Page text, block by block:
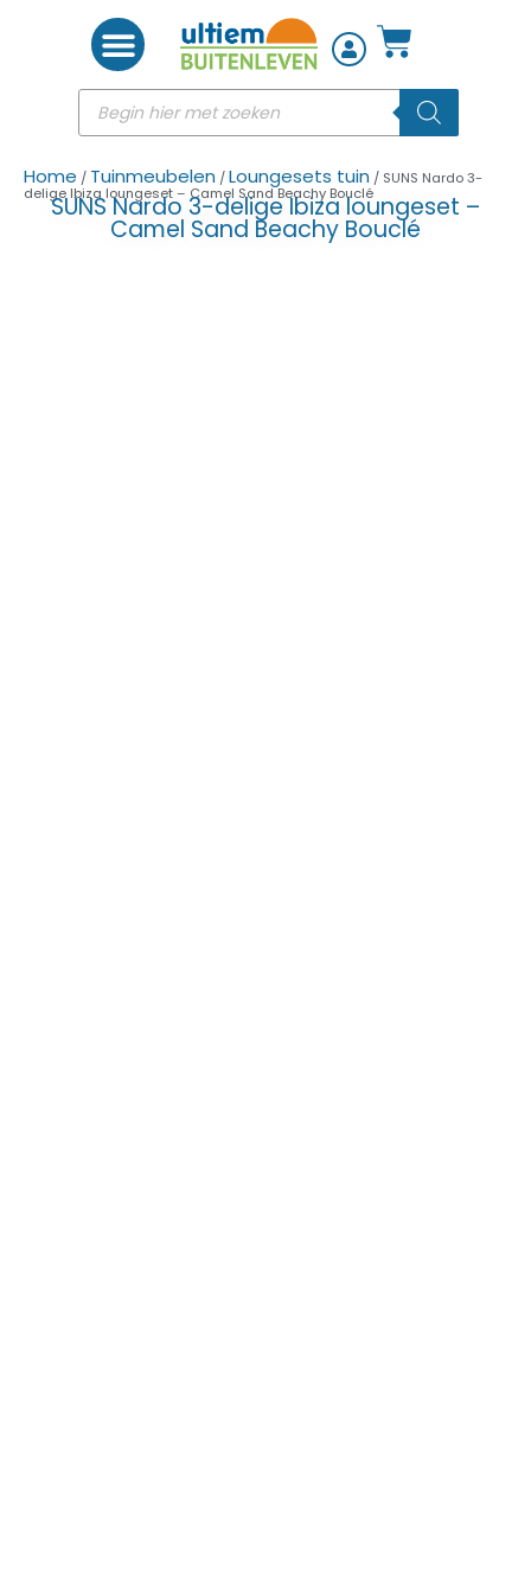
Home / Tuinmeubelen /Loungesets tuin / SUNS Nardo 3-
delige Ibiza loungeset – Camel Sand Beachy Bouclé
SUNS Nardo 3-delige Ibiza loungeset –
Camel Sand Beachy Bouclé